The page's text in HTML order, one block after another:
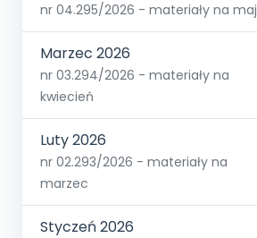
nr 04.295/2026 - materiały na maj
Marzec 2026
nr 03.294/2026 - materiały na
kwiecień
Luty 2026
nr 02.293/2026 - materiały na
marzec
Styczeń 2026